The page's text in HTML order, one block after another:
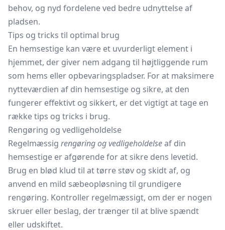
behov, og nyd fordelene ved bedre udnyttelse af
pladsen.
Tips og tricks til optimal brug
En hemsestige kan være et uvurderligt element i
hjemmet, der giver nem adgang til højtliggende rum
som hems eller opbevaringspladser. For at maksimere
nytteværdien af din hemsestige og sikre, at den
fungerer effektivt og sikkert, er det vigtigt at tage en
række tips og tricks i brug.
Rengøring og vedligeholdelse
Regelmæssig rengøring og vedligeholdelseaf din
hemsestige er afgørende for at sikre dens levetid.
Brug en blød klud til at tørre støv og skidt af, og
anvend en mild sæbeopløsning til grundigere
rengøring. Kontroller regelmæssigt, om der er nogen
skruer eller beslag, der trænger til at blive spændt
eller udskiftet.